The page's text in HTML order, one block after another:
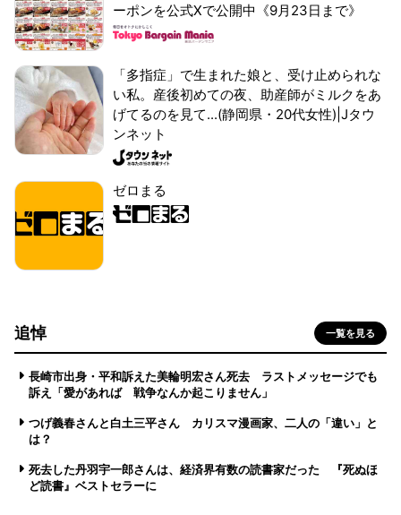
ーポンを公式Xで公開中《9月23日まで》
「多指症」で生まれた娘と、受け止められな
い私。産後初めての夜、助産師がミルクをあ
げてるのを見て...(静岡県・20代女性)|Jタウ
ンネット
ゼロまる
追悼 一覧を見る
長崎市出身・平和訴えた美輪明宏さん死去 ラストメッセージでも
訴え「愛があれば 戦争なんか起こりません」
つげ義春さんと白土三平さん カリスマ漫画家、二人の「違い」と
は？
死去した丹羽宇一郎さんは、経済界有数の読書家だった 『死ぬほ
ど読書』ベストセラーに